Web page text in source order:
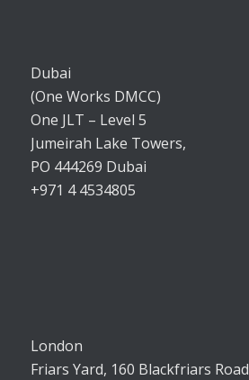
Dubai
(One Works DMCC)
One JLT – Level 5
Jumeirah Lake Towers,
PO 444269 Dubai
+971 4 4534805
London
Friars Yard, 160 Blackfriars Road